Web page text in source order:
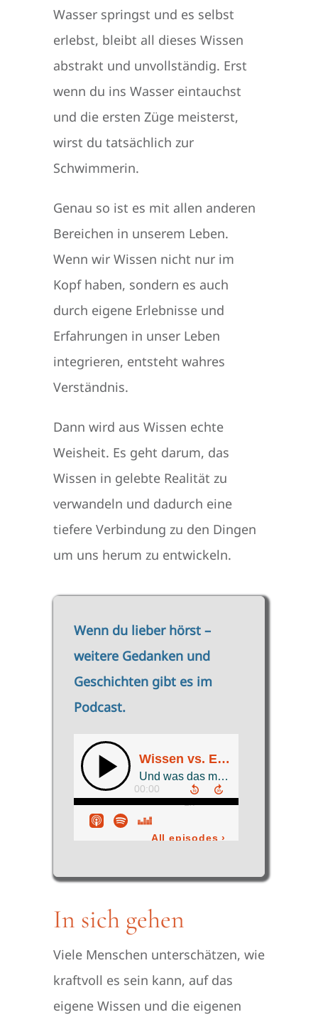
Wasser springst und es selbst
erlebst, bleibt all dieses Wissen
abstrakt und unvollständig. Erst
wenn du ins Wasser eintauchst
und die ersten Züge meisterst,
wirst du tatsächlich zur
Schwimmerin.
Genau so ist es mit allen anderen
Bereichen in unserem Leben.
Wenn wir Wissen nicht nur im
Kopf haben, sondern es auch
durch eigene Erlebnisse und
Erfahrungen in unser Leben
integrieren, entsteht wahres
Verständnis.
Dann wird aus Wissen echte
Weisheit. Es geht darum, das
Wissen in gelebte Realität zu
verwandeln und dadurch eine
tiefere Verbindung zu den Dingen
um uns herum zu entwickeln.
Wenn du lieber hörst –
weitere Gedanken und
Geschichten gibt es im
Podcast.
In sich gehen
Viele Menschen unterschätzen, wie
kraftvoll es sein kann, auf das
eigene Wissen und die eigenen